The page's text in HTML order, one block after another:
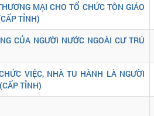
MẠI CHO TỔ CHỨC TÔN GIÁO
TỈNH)
CỦA NGƯỜI NƯỚC NGOÀI CƯ TRÚ
VIỆC, NHÀ TU HÀNH LÀ NGƯỜI
TỈNH)